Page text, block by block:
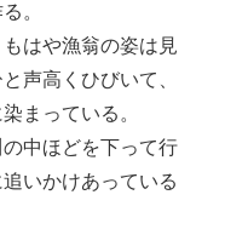
。
はや漁翁の姿は見
声高くひびいて、
まっている。
中ほどを下って行
いかけあっている